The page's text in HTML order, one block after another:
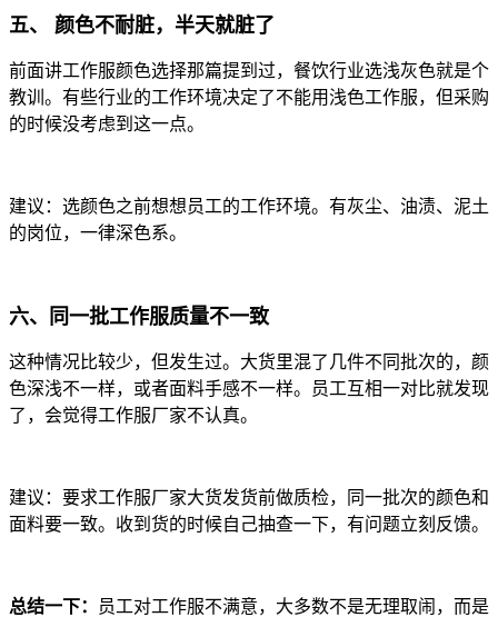
五、 颜色不耐脏，半天就脏了
前面讲工作服颜色选择那篇提到过，餐饮行业选浅灰色就是个
教训。有些行业的工作环境决定了不能用浅色工作服，但采购
的时候没考虑到这一点。
建议：选颜色之前想想员工的工作环境。有灰尘、油渍、泥土
的岗位，一律深色系。
六、同一批工作服质量不一致
这种情况比较少，但发生过。大货里混了几件不同批次的，颜
色深浅不一样，或者面料手感不一样。员工互相一对比就发现
了，会觉得工作服厂家不认真。
建议：要求工作服厂家大货发货前做质检，同一批次的颜色和
面料要一致。收到货的时候自己抽查一下，有问题立刻反馈。
总结一下：
员工对工作服不满意，大多数不是无理取闹，而是